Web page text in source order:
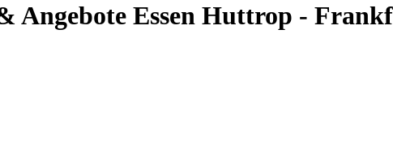
Angebote Essen Huttrop -